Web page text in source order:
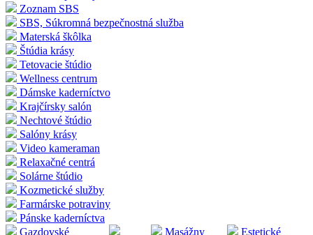
Zoznam SBS
SBS, Súkromná bezpečnostná služba
Materská škôlka
Štúdia krásy
Tetovacie štúdio
Wellness centrum
Dámske kaderníctvo
Krajčírsky salón
Nechtové štúdio
Salóny krásy
Video kameraman
Relaxačné centrá
Solárne štúdio
Kozmetické služby
Farmárske potraviny
Pánske kaderníctva
Gazdovské
Masážny
Estetické